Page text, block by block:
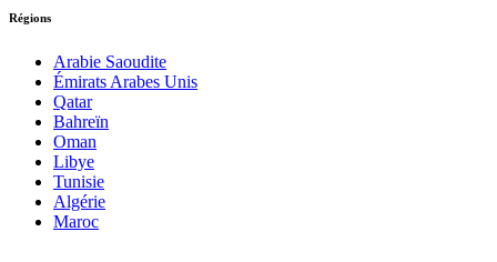
Régions
Arabie Saoudite
Émirats Arabes Unis
Qatar
Bahreïn
Oman
Libye
Tunisie
Algérie
Maroc